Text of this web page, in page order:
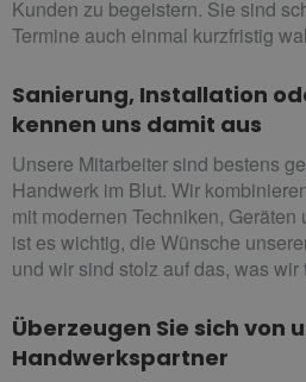
Kunden zu begeistern. Sie sind
Termine auch einmal kurzfristig
Sanierung, Installation
kennen uns damit aus
Unsere Mitarbeiter sind bestens
Handwerk im Blut. Wir
mit modernen Techniken,
ist es wichtig, die Wünsche
und wir sind stolz auf das, was
Überzeugen Sie sich von
Handwerkspartner